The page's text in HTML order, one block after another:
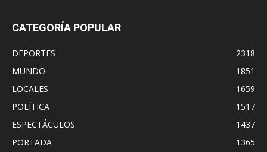
CATEGORÍA POPULAR
DEPORTES
2318
MUNDO
1851
LOCALES
1659
POLÍTICA
1517
ESPECTÁCULOS
1437
PORTADA
1365